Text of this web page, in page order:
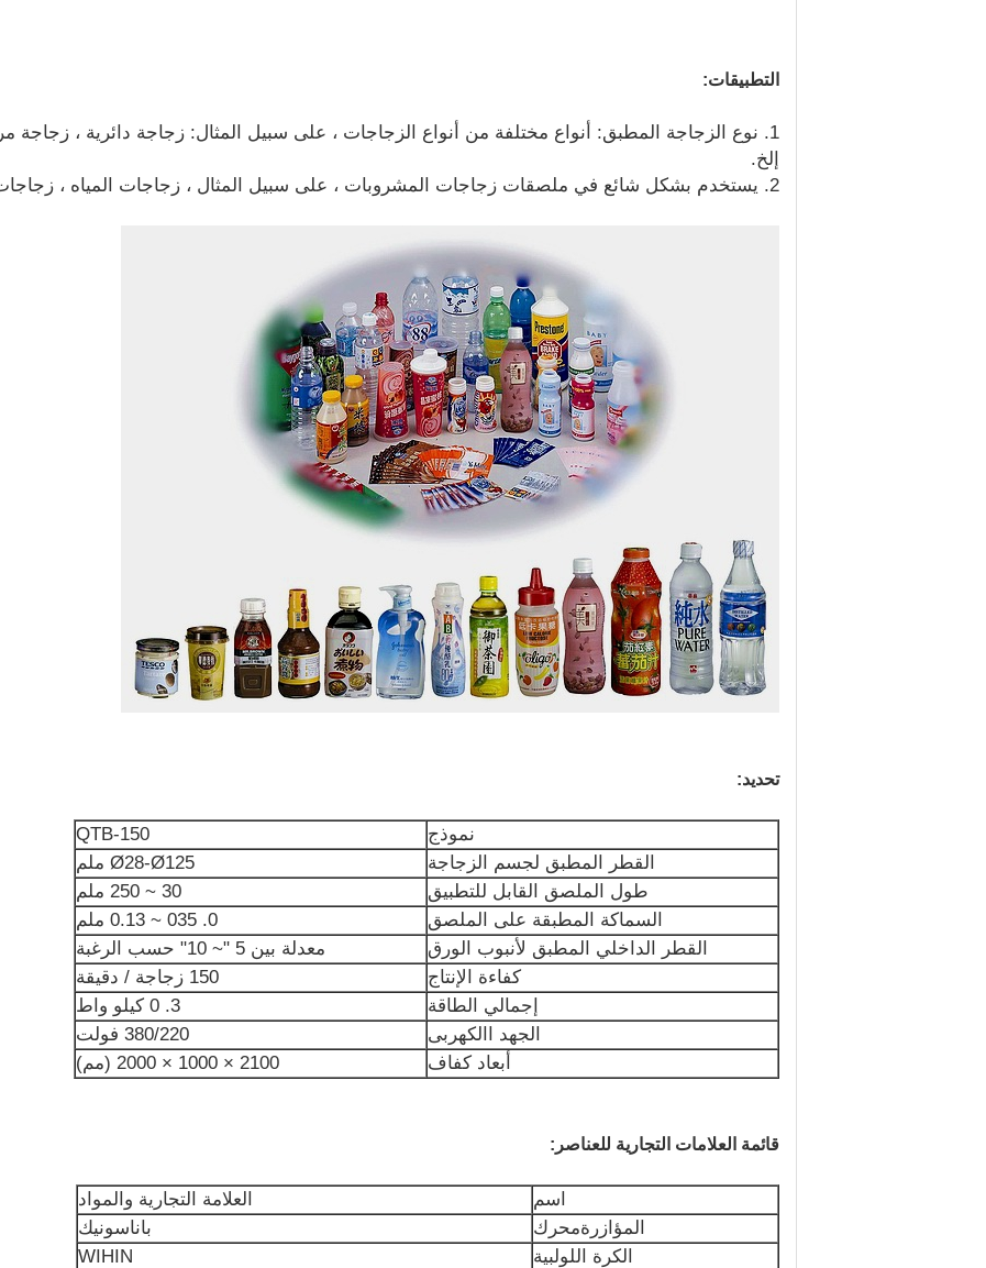
التطبيقات:
1. نوع الزجاجة المطبق: أنواع مختلفة من أنواع الزجاجات ، على سبيل المثال: زجاجة دائرية ،
إلخ.
2. يستخدم بشكل شائع في ملصقات زجاجات المشروبات ، على سبيل المثال ، زجاجات المياه ، زجاجات العصير وما إلى ذلك
تحديد:
نموذج
QTB-150
القطر المطبق لجسم الزجاجة
Ø28-Ø125 ملم
طول الملصق القابل للتطبيق
30 ~ 250 ملم
السماكة المطبقة على الملصق
0. 035 ~ 0.13 ملم
القطر الداخلي المطبق لأنبوب الورق
معدلة بين 5 "~ 10" حسب الرغبة
كفاءة الإنتاج
150 زجاجة / دقيقة
إجمالي الطاقة
3. 0 كيلو واط
الجهد االكهربى
380/220 فولت
أبعاد كفاف
2100 × 1000 × 2000 (مم)
قائمة العلامات التجارية للعناصر:
اسم
العلامة التجارية والمواد
المؤازرةمحرك
باناسونيك
الكرة اللولبية
WIHIN